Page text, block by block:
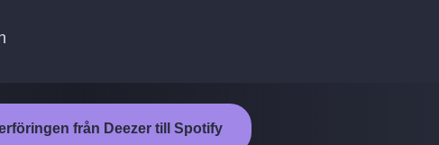
från Deezer till Spotify